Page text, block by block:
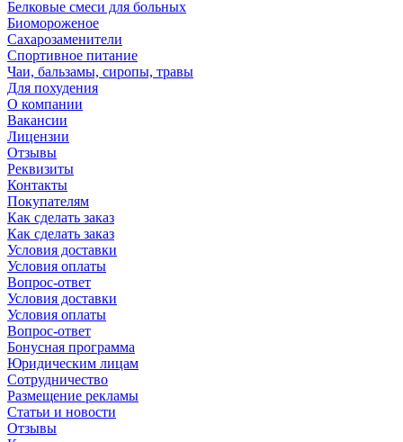
Белковые смеси для больных
Биомороженое
Сахарозаменители
Спортивное питание
Чаи, бальзамы, сиропы, травы
Для похудения
О компании
Вакансии
Лицензии
Отзывы
Реквизиты
Контакты
Покупателям
Как сделать заказ
Как сделать заказ
Условия доставки
Условия оплаты
Вопрос-ответ
Условия доставки
Условия оплаты
Вопрос-ответ
Бонусная программа
Юридическим лицам
Сотрудничество
Размещение рекламы
Статьи и новости
Отзывы